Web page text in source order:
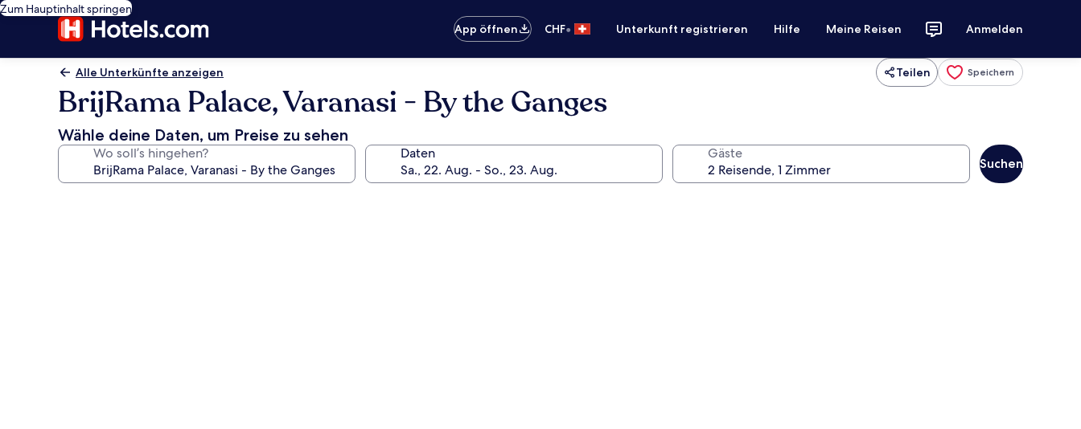
Zum Hauptinhalt springen
App öffnen
CHF• Unterkunft registrieren Hilfe Meine Reisen Anmelden
Alle Unterkünfte anzeigen Teilen Speichern
BrijRama Palace, Varanasi - By the Ganges
Wähle deine Daten, um Preise zu sehen
Wo soll’s hingehen? Daten Gäste
Suchen